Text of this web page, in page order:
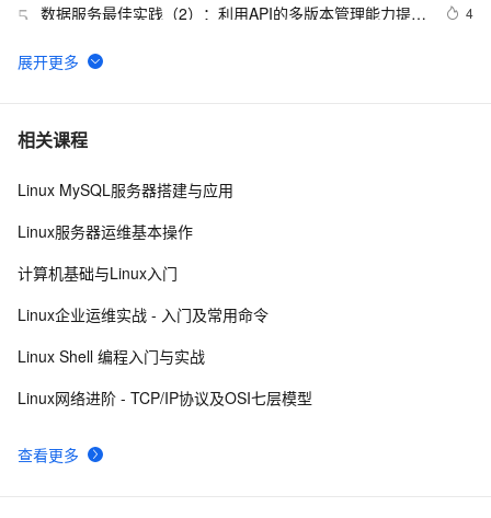
5 数据服务最佳实践（2）：利用API的多版本管理能力提升
4
6 shopee API 接入说明
7 申请google android map api key
8 GrayLog使用HTTP JSONPath方式调用微步在线云API
10 阿里云智能视觉开放平台人脸人体API测试Demo
相关课程
查看更多
Linux MySQL服务器搭建与应用
Linux服务器运维基本操作
计算机基础与Linux入门
Linux企业运维实战 - 入门及常用命令
Linux Shell 编程入门与实战
Linux网络进阶 - TCP/IP协议及OSI七层模型